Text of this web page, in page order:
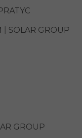
| SOLAR GROUP
GROUP